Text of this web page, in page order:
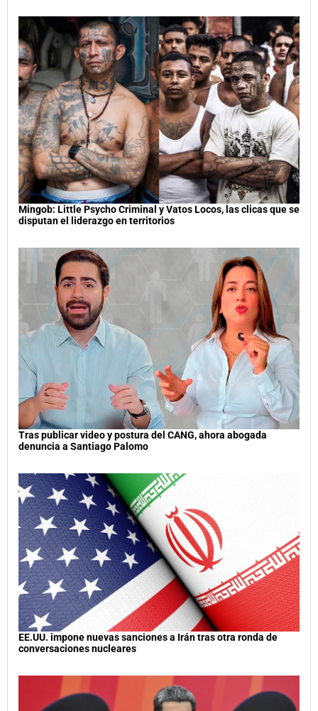
Mingob: Little Psycho Criminal y Vatos Locos, las clicas que se
disputan el liderazgo en territorios
Tras publicar video y postura del CANG, ahora abogada
denuncia a Santiago Palomo
EE.UU. impone nuevas sanciones a Irán tras otra ronda de
conversaciones nucleares